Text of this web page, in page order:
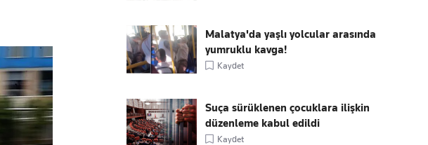
Malatya'da yaşlı yolcular arasında
yumruklu kavga!
Kaydet
Suça sürüklenen çocuklara ilişkin
düzenleme kabul edildi
Kaydet